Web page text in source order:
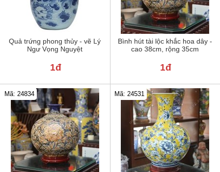
Quả trứng phong thủy - vẽ Lý
Ngư Vọng Nguyệt
1đ
Bình hút tài lộc khắc hoa dây -
cao 38cm, rộng 35cm
1đ
Mã: 24834 Mã: 24531